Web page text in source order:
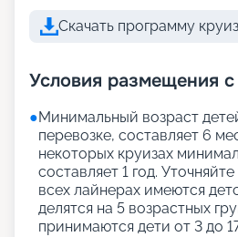
Скачать программу
Условия размещения
●Минимальный возраст
перевозке, составляет 6
некоторых круизах
составляет 1 год.
всех лайнерах имеются
делятся на 5 возрастных
принимаются дети от 3 до